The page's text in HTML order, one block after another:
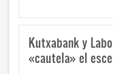
Kutxabank y
«cautela» el